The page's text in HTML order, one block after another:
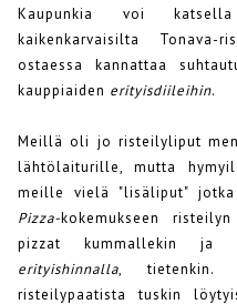
Kaupunkia voi katsella
kaikenkarvaisilta
ostaessa kannattaa
kauppiaiden erityisdiileihin.
Meillä oli jo risteilyliput
lähtölaiturille, mutta
meille vielä "lisäliput"
Pizza-kokemukseen
pizzat kummallekin ja
erityishinnalla, tietenkin.
risteilypaatista tuskin